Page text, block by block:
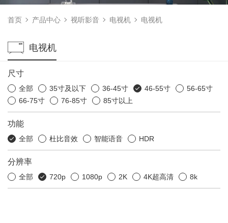
首页 产品中心 视听影音 电视机 电视机
电视机
尺寸
全部 35寸及以下 36-45寸 46-55寸
56-65寸
66-75寸
76-85寸 85寸以上
功能
全部 杜比音效 智能语音 HDR
分辨率
全部 720p 1080p 2K 4K超高清 8k